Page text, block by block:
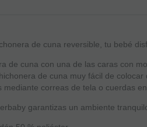
de cuna reversible, tu bebé
de cuna con una de las caras con
de cuna muy fácil de
mediante correas de tela o cuerdas
garantizas un ambiente